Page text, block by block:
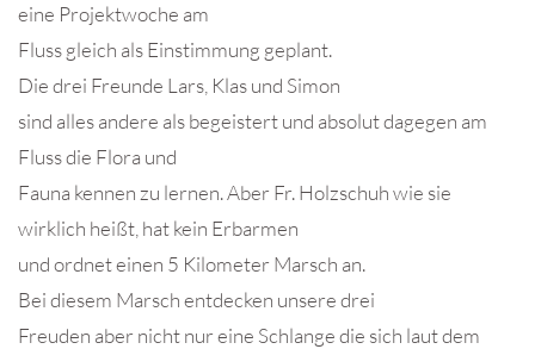
eine Projektwoche am
Fluss gleich als Einstimmung geplant.
Die drei Freunde Lars, Klas und Simon
sind alles andere als begeistert und absolut dagegen am
Fluss die Flora und
Fauna kennen zu lernen. Aber Fr. Holzschuh wie sie
wirklich heißt, hat kein Erbarmen
und ordnet einen 5 Kilometer Marsch an.
Bei diesem Marsch entdecken unsere drei
Freuden aber nicht nur eine Schlange die sich laut dem